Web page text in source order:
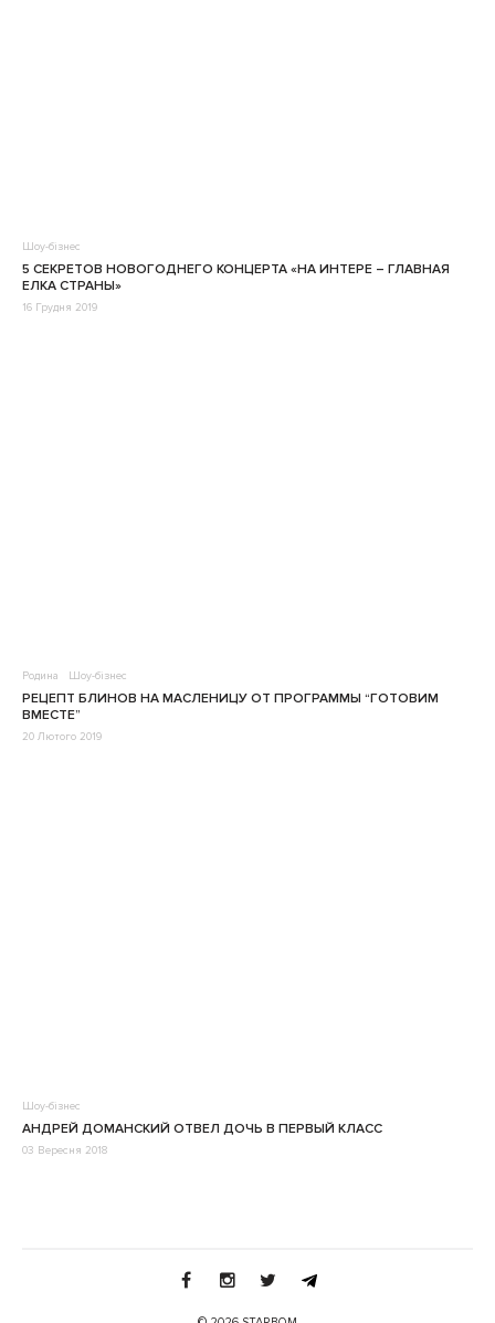
Шоу-бізнес
5 СЕКРЕТОВ НОВОГОДНЕГО КОНЦЕРТА «НА ИНТЕРЕ – ГЛАВНАЯ
ЕЛКА СТРАНЫ»
16 Грудня 2019
Родина Шоу-бізнес
РЕЦЕПТ БЛИНОВ НА МАСЛЕНИЦУ ОТ ПРОГРАММЫ “ГОТОВИМ
ВМЕСТЕ”
20 Лютого 2019
Шоу-бізнес
АНДРЕЙ ДОМАНСКИЙ ОТВЕЛ ДОЧЬ В ПЕРВЫЙ КЛАСС
03 Вересня 2018